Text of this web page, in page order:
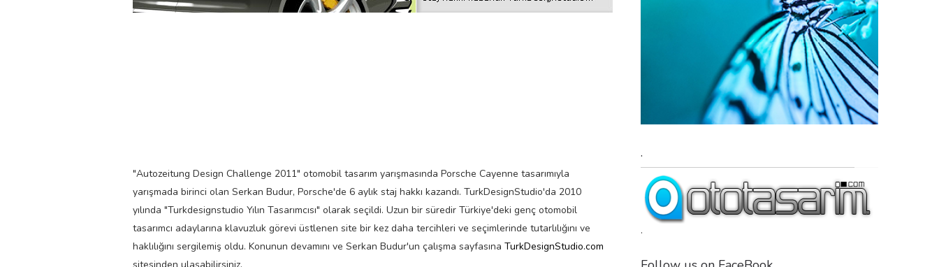
"Autozeitung Design Challenge 2011" otomobil tasarım yarışmasında Porsche Cayenne tasarımıyla
yarışmada birinci olan Serkan Budur, Porsche'de 6 aylık staj hakkı kazandı. TurkDesignStudio'da 2010
yılında "Turkdesignstudio Yılın Tasarımcısı" olarak seçildi. Uzun bir süredir Türkiye'deki genç otomobil
tasarımcı adaylarına klavuzluk görevi üstlenen site bir kez daha tercihleri ve seçimlerinde tutarlılığını ve
haklılığını sergilemiş oldu. Konunun devamını ve Serkan Budur'un çalışma sayfasına TurkDesignStudio.com
.
.